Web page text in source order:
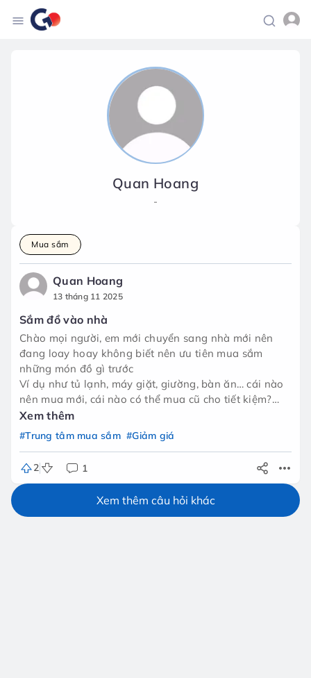
Quan Hoang
-
Mua sắm
Quan Hoang
13 tháng 11 2025
Sắm đồ vào nhà
Chào mọi người, em mới chuyển sang nhà mới nên
đang loay hoay không biết nên ưu tiên mua sắm
những món đồ gì trước
Ví dụ như tủ lạnh, máy giặt, giường, bàn ăn… cái nào
nên mua mới, cái nào có thể mua cũ cho tiết kiệm?
Mọi người trong group ai từng trải qua rồi cho em xin
ít kinh nghiệm sắm đồ tiết kiệm, mà vẫn bền – đẹp –
tiện dụng với ạ 🙏
Xem thêm
#Trung tâm mua sắm #Giảm giá
2 1
Xem thêm câu hỏi khác